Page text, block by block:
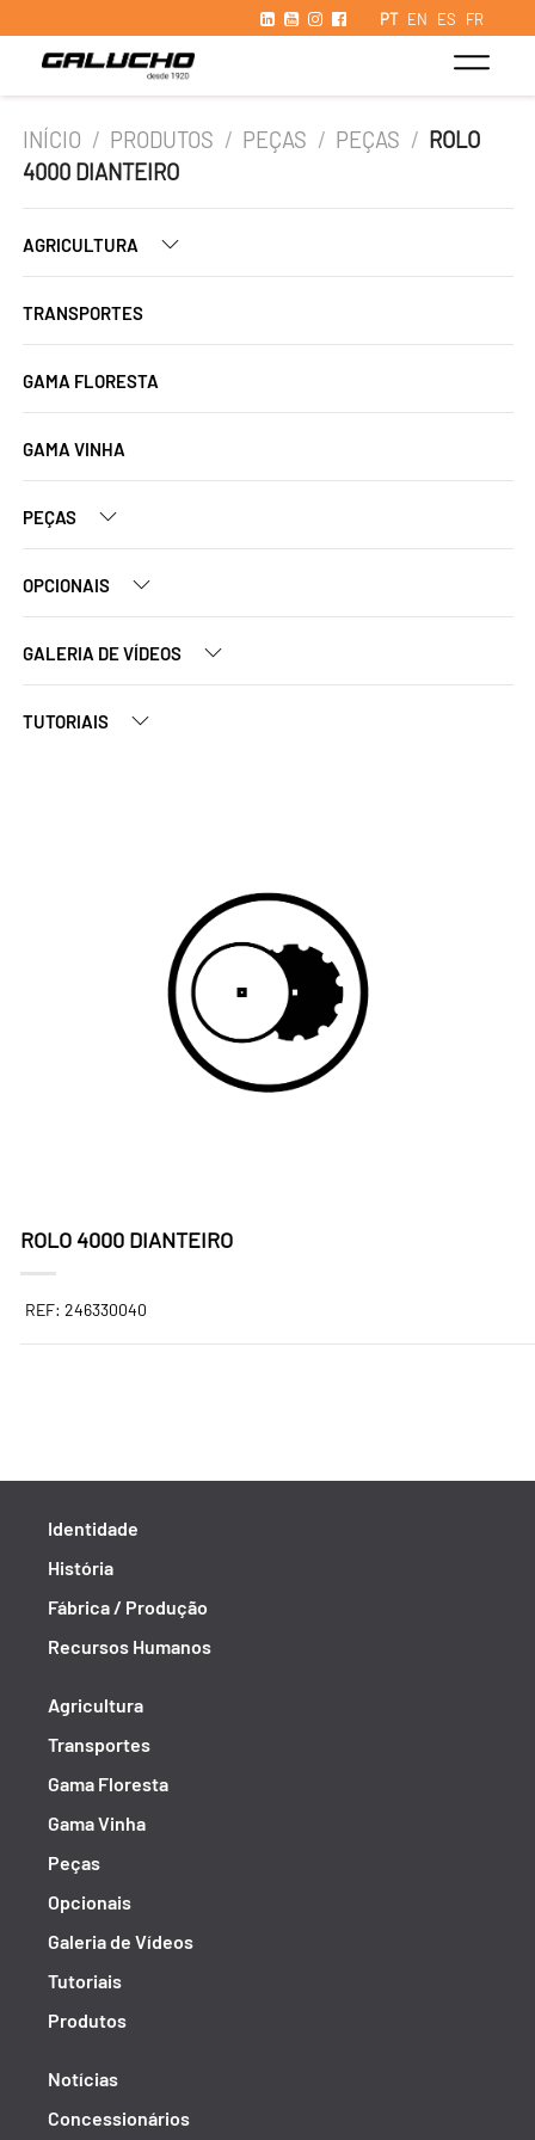
PT EN ES FR
INÍCIO / PRODUTOS / PEÇAS / PEÇAS / ROLO
4000 DIANTEIRO
AGRICULTURA
TRANSPORTES
GAMA FLORESTA
GAMA VINHA
PEÇAS
OPCIONAIS
GALERIA DE VÍDEOS
TUTORIAIS
ROLO 4000 DIANTEIRO
REF: 246330040
Identidade
História
Fábrica / Produção
Recursos Humanos
Agricultura
Transportes
Gama Floresta
Gama Vinha
Peças
Opcionais
Galeria de Vídeos
Tutoriais
Produtos
Notícias
Concessionários